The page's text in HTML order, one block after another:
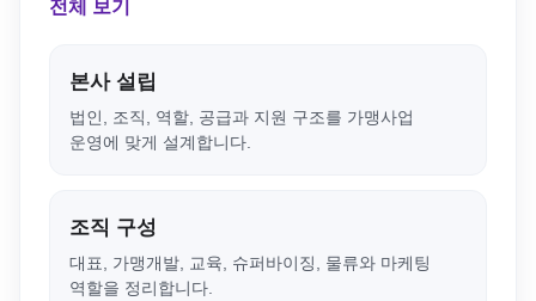
전체 보기
본사 설립
법인, 조직, 역할, 공급과 지원 구조를 가맹사업
운영에 맞게 설계합니다.
조직 구성
대표, 가맹개발, 교육, 슈퍼바이징, 물류와 마케팅
역할을 정리합니다.